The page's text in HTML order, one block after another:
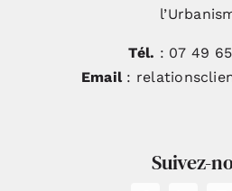
Tél. : 07 49
Email:
Suivez-